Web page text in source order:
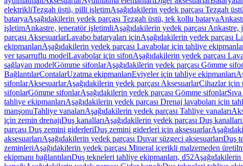
elektrikliTezgah üstü, pilli işletimAşağıdakilerin yedek parçası Tezgah
bataryaAşağıdakilerin yedek parçası Tezgah üstü, tek kollu batarya
işletimAnkastre, jeneratör işletimliAşağıdakilerin yedek parçası
parçası AksesuarlarLavabo bataryaları içinAşağıdakilerin yedek parçası
ekipmanlarıAşağıdakilerin yedek parçası Lavabolar için tahliye
yer tasarruflu modelLavabolar için sifonAşağıdakilerin yedek parçası
sağlayan modelGömme sifonlarAşağıdakilerin yedek parçası Gömme
BağlantılarContalarUzatma ekipmanlarıEviyeler için tahliye ekipmanları
sifonlarAksesuarlarAşağıdakilerin yedek parçası AksesuarlarCihazlar için
sifonlarGömme sifonlarAşağıdakilerin yedek parçası Gömme sifonlar
tahliye ekipmanlarıAşağıdakilerin yedek parçası Drenaj lavaboları için
manşonuTahliye vanalarıAşağıdakilerin yedek parçası Tahliye vanaları
için zemin drenajıDuş kanallarıAşağıdakilerin yedek parçası Duş kanalları
parçası Duş zemini giderleriDuş zemini giderleri için aksesuarlar
aksesuarlarıAşağıdakilerin yedek parçası Duvar süzgeci aksesuarlarıDuş
zeminleriAşağıdakilerin yedek parçası Mineral içerikli malzemeden
ekipmanı bağlantılarıDuş tekneleri tahliye ekipmanları, d52